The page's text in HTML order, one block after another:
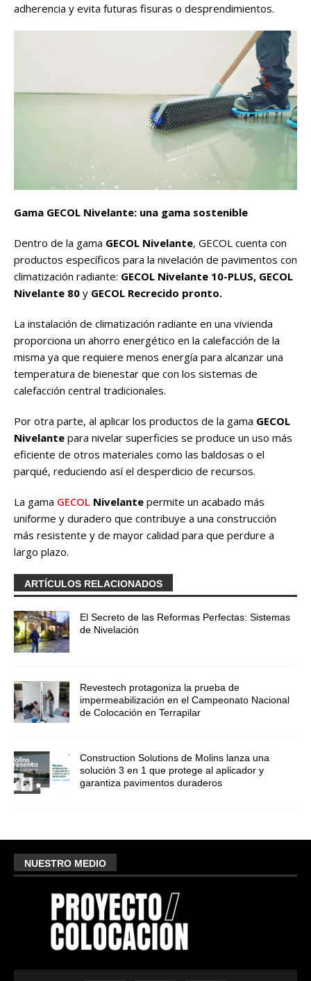
adherencia y evita futuras fisuras o desprendimientos.
Gama GECOL Nivelante: una gama sostenible
Dentro de la gama GECOL Nivelante, GECOL cuenta con
productos específicos para la nivelación de pavimentos con
climatización radiante: GECOL Nivelante 10-PLUS, GECOL
Nivelante 80 y GECOL Recrecido pronto.
La instalación de climatización radiante en una vivienda
proporciona un ahorro energético en la calefacción de la
misma ya que requiere menos energía para alcanzar una
temperatura de bienestar que con los sistemas de
calefacción central tradicionales.
Por otra parte, al aplicar los productos de la gama GECOL
Nivelante para nivelar superficies se produce un uso más
eficiente de otros materiales como las baldosas o el
parqué, reduciendo así el desperdicio de recursos.
La gama GECOL Nivelante permite un acabado más
uniforme y duradero que contribuye a una construcción
más resistente y de mayor calidad para que perdure a
largo plazo.
ARTÍCULOS RELACIONADOS
El Secreto de las Reformas Perfectas: Sistemas
de Nivelación
Revestech protagoniza la prueba de
impermeabilización en el Campeonato Nacional
de Colocación en Terrapilar
Construction Solutions de Molins lanza una
solución 3 en 1 que protege al aplicador y
garantiza pavimentos duraderos
NUESTRO MEDIO